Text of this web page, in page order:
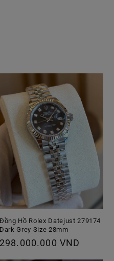
Đồng Hồ Rolex Datejust 279174
Dark Grey Size 28mm
Giá
298.000.000 VND